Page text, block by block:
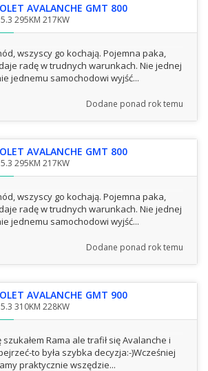
AVALANCHE GMT 800
5.3 295KM 217KW
wszyscy go kochają. Pojemna paka,
radę w trudnych warunkach. Nie jednej
jednemu samochodowi wyjść...
Dodane ponad rok temu
AVALANCHE GMT 800
5.3 295KM 217KW
wszyscy go kochają. Pojemna paka,
radę w trudnych warunkach. Nie jednej
jednemu samochodowi wyjść...
Dodane ponad rok temu
AVALANCHE GMT 900
5.3 310KM 228KW
Rama ale trafił się Avalanche i
to była szybka decyzja:-)Wcześniej
praktycznie wszędzie...